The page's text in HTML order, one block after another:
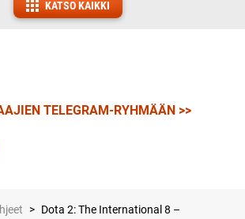
KATSO KAIKKI
TELEGRAM-RYHMÄÄN >>
> Dota 2: The International 8 –